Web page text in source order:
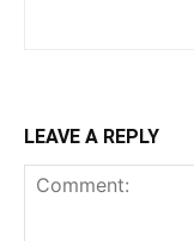
LEAVE A REPLY